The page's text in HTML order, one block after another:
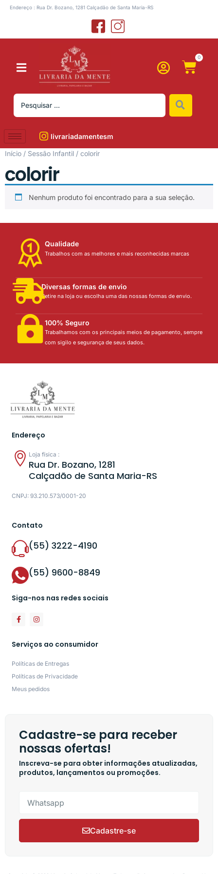
Endereço : Rua Dr. Bozano, 1281 Calçadão de Santa Maria-RS
0
livrariadamentesm
Início / Sessão Infantil / colorir
colorir
Nenhum produto foi encontrado para a sua seleção.
Qualidade
Trabalhos com as melhores e mais reconhecidas marcas
Diversas formas de envio
Retire na loja ou escolha uma das nossas formas de envio.
100% Seguro
Trabalhamos com os principais meios de pagamento, sempre
com sigilo e segurança de seus dados.
Endereço
Loja física :
Rua Dr. Bozano, 1281
Calçadão de Santa Maria-RS
CNPJ: 93.210.573/0001-20
Contato
(55) 3222-4190
(55) 9600-8849
Siga-nos nas redes sociais
Serviços ao consumidor
Políticas de Entregas
Políticas de Privacidade
Meus pedidos
Cadastre-se para receber
nossas ofertas!
Inscreva-se para obter informações atualizadas,
produtos, lançamentos ou promoções.
Cadastre-se